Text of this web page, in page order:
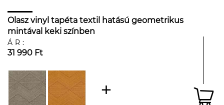
Olasz vinyl tapéta textil hatású geometrikus
mintával keki színben
ÁR:
31 990 Ft